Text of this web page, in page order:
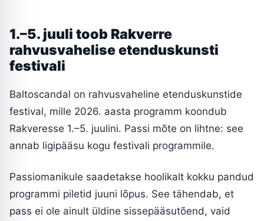
1.–5. juuli toob Rakverre
rahvusvahelise etenduskunsti
festivali
Baltoscandal on rahvusvaheline etenduskunstide
festival, mille 2026. aasta programm koondub
Rakveresse 1.–5. juulini. Passi mõte on lihtne: see
annab ligipääsu kogu festivali programmile.
Passiomanikule saadetakse hoolikalt kokku pandud
programmi piletid juuni lõpus. See tähendab, et
pass ei ole ainult üldine sissepääsutõend, vaid